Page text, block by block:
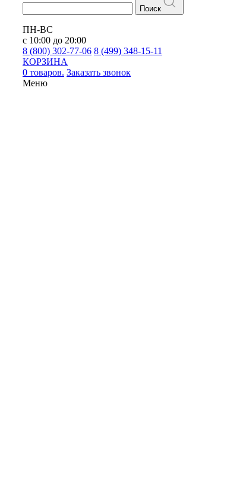
Поиск
ПН-ВС
с 10:00 до 20:00
8 (800) 302-77-06 8 (499) 348-15-11
КОРЗИНА
0 товаров. Заказать звонок
Меню